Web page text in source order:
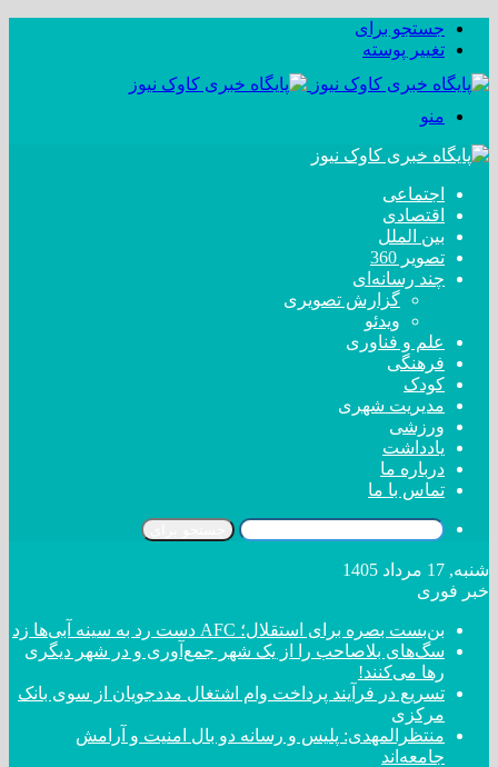
جستجو برای
تغییر پوسته
منو
اجتماعی
اقتصادی
بین الملل
تصویر 360
چند رسانه‌ای
گزارش تصویری
ویدئو
علم و فناوری
فرهنگی
کودک
مدیریت شهری
ورزشی
یادداشت
درباره ما
تماس با ما
شنبه, 17 مرداد 1405
خبر فوری
بن‌بست بصره برای استقلال؛ AFC دست رد به سینه آبی‌ها زد
سگ‌های بلاصاحب را از یک شهر جمع‌آوری و در شهر دیگری
رها می‌کنند!
تسریع در فرآیند پرداخت وام اشتغال مددجویان از سوی بانک
مرکزی
منتظرالمهدی: پلیس و رسانه دو بال امنیت و آرامش
جامعه‌اند